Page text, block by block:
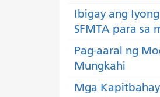
Ibigay ang
SFMTA para sa
Pag-aaral ng
Mungkahi
Mga